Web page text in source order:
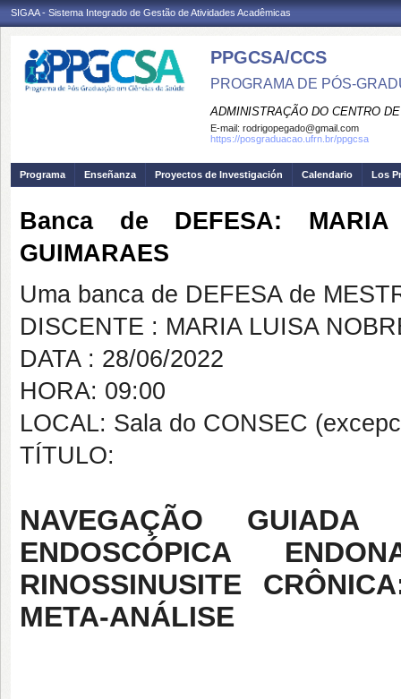
SIGAA - Sistema Integrado de Gestão de Atividades Acadêmicas
PPGCSA/CCS
PROGRAMA DE PÓS-
ADMINISTRAÇÃO DO CENTRO
E-mail: rodrigopegado@gmail.com
https://posgraduacao.ufrn.br/ppgcsa
Programa Enseñanza Proyectos de Investigación Calendario Los
Banca de DEFESA:
GUIMARAES
Uma banca de DEFESA de
DISCENTE : MARIA LUISA
DATA : 28/06/2022
HORA: 09:00
LOCAL: Sala do CONSEC
TÍTULO:
NAVEGAÇÃO
ENDOSCÓPICA
RINOSSINUSITE
META-ANÁLISE